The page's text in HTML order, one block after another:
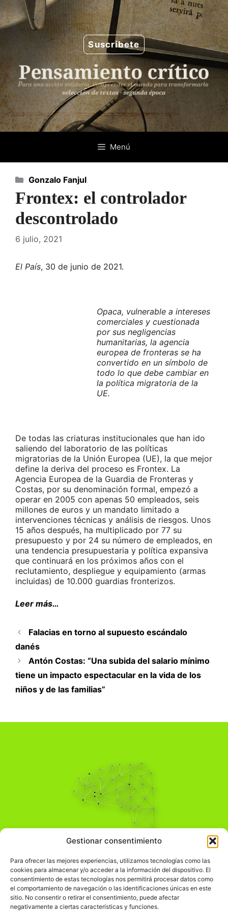
Gestionar consentimiento
Para ofrecer las mejores experiencias, utilizamos tecnologías como las
cookies para almacenar y/o acceder a la información del dispositivo. El
consentimiento de estas tecnologías nos permitirá procesar datos como
el comportamiento de navegación o las identificaciones únicas en este
sitio. No consentir o retirar el consentimiento, puede afectar
negativamente a ciertas características y funciones.
Saltar
al
contenido
Suscríbete
Menú
Frontex: el controlador
descontrolado
6 julio, 2021
El País, 30 de junio de 2021.
Opaca, vulnerable a intereses
comerciales y cuestionada
por sus negligencias
humanitarias, la agencia
europea de fronteras se ha
convertido en un símbolo de
todo lo que debe cambiar en
la política migratoria de la
UE.
De todas las criaturas institucionales que han ido
saliendo del laboratorio de las políticas
migratorias de la Unión Europea (UE), la que mejor
define la deriva del proceso es Frontex. La
Agencia Europea de la Guardia de Fronteras y
Costas, por su denominación formal, empezó a
operar en 2005 con apenas 50 empleados, seis
millones de euros y un mandato limitado a
intervenciones técnicas y análisis de riesgos. Unos
15 años después, ha multiplicado por 77 su
presupuesto y por 24 su número de empleados, en
una tendencia presupuestaria y política expansiva
que continuará en los próximos años con el
reclutamiento, despliegue y equipamiento (armas
incluidas) de 10.000 guardias fronterizos.
Leer más…
Categorías
Gonzalo Fanjul
Falacias en torno al supuesto escándalo
danés
Antón Costas: “Una subida del salario mínimo
tiene un impacto espectacular en la vida de los
niños y de las familias”
Pensamiento Crítico
Comprender el mundo para transformarlo.
Información Legal